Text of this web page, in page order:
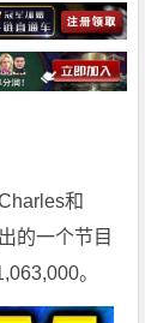
和
的一个节目
。